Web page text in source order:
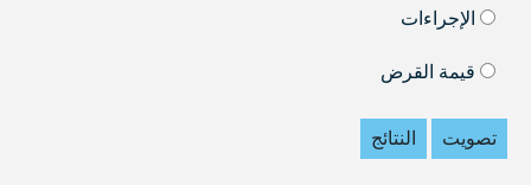
الإجراءات
قيمة القرض
تصويت النتائج